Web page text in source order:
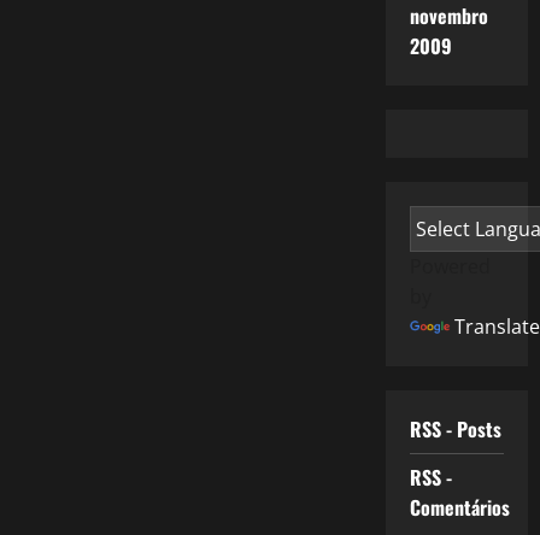
novembro
2009
Translate
RSS - Posts
RSS -
Comentários